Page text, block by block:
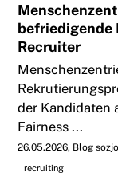
befriedigende
Recruiter
der Kandidaten
Fairness ...
26.05.2026 Blog
recruiting